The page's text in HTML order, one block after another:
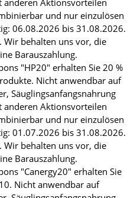
anderen Aktionsvorteilen
und nur einzulösen
06.08.2026 bis 31.08.2026.
Wir behalten uns vor, die
Barauszahlung.
"HP20" erhalten Sie 20 %
Nicht anwendbar auf
Säuglingsanfangsnahrung
anderen Aktionsvorteilen
und nur einzulösen
01.07.2026 bis 31.08.2026.
Wir behalten uns vor, die
Barauszahlung.
"Canergy20" erhalten Sie
Nicht anwendbar auf